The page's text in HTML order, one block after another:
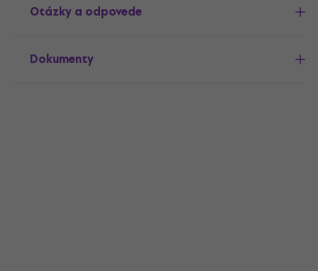
Otázky a odpovede
Dokumenty